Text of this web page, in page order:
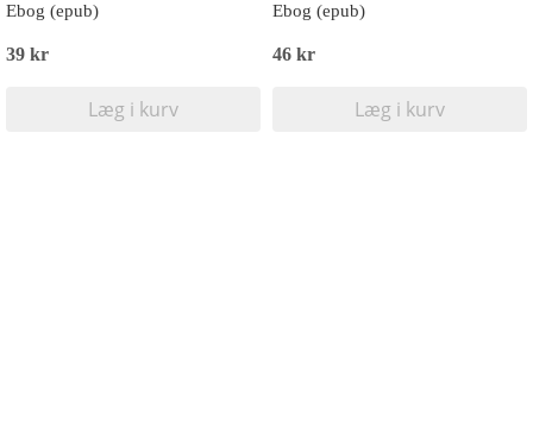
Ebog (epub)
39 kr
Læg i kurv
Ebog (epub)
46 kr
Læg i kurv